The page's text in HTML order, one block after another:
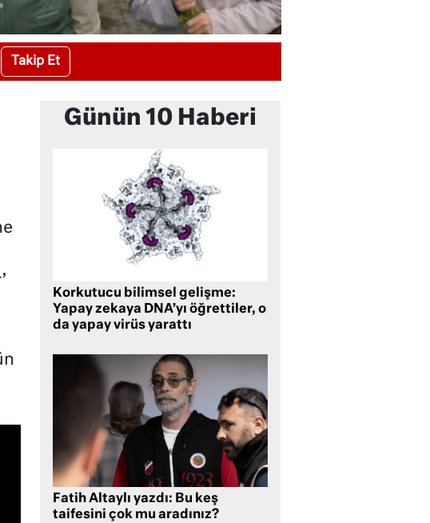
Takip Et
Günün 10 Haberi
Korkutucu bilimsel gelişme:
Yapay zekaya DNA’yı öğrettiler, o
da yapay virüs yarattı
Fatih Altaylı yazdı: Bu keş
taifesini çok mu aradınız?